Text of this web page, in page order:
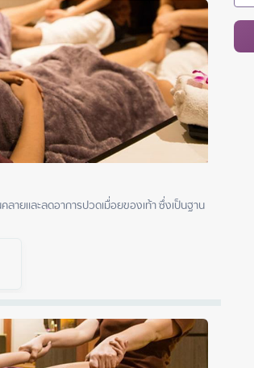
ายและลดอาการปวดเมื่อยของเท้า ซึ่งเป็นฐาน